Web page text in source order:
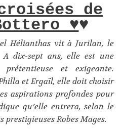
de
♥♥
Hélianthas vit à Jurilan, le
A dix-sept ans, elle est une
prétentieuse et exigeante.
et Ergaïl, elle doit choisir
aspirations profondes pour
qu’elle entrera, selon le
prestigieuses Robes Mages.